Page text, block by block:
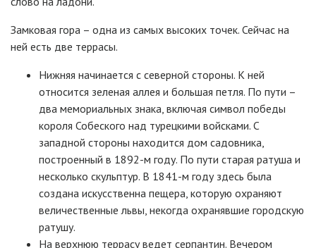
Замковая гора – одна из самых высоких точек. Сейчас на
ней есть две террасы.
Нижняя начинается с северной стороны. К ней
относится зеленая аллея и большая петля. По пути –
два мемориальных знака, включая символ победы
короля Собеского над турецкими войсками. С
западной стороны находится дом садовника,
построенный в 1892-м году. По пути старая ратуша и
несколько скульптур. В 1841-м году здесь была
создана искусственна пещера, которую охраняют
величественные львы, некогда охранявшие городскую
ратушу.
На верхнюю террасу ведет серпантин. Вечером